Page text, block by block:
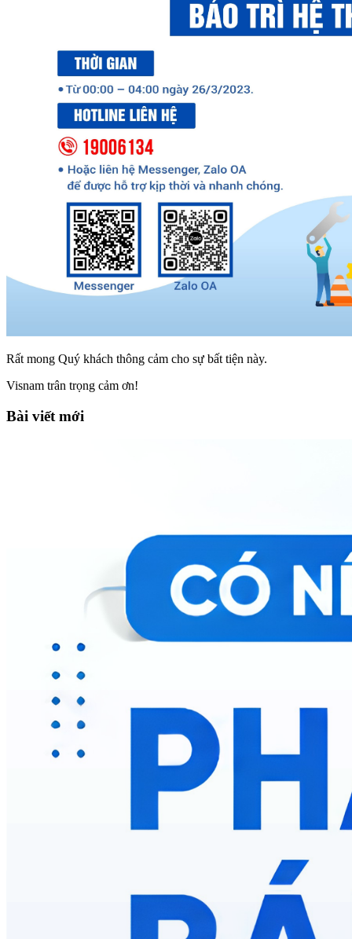
Rất mong Quý khách thông cảm cho sự bất tiện này.
Visnam trân trọng cảm ơn!
Bài viết mới